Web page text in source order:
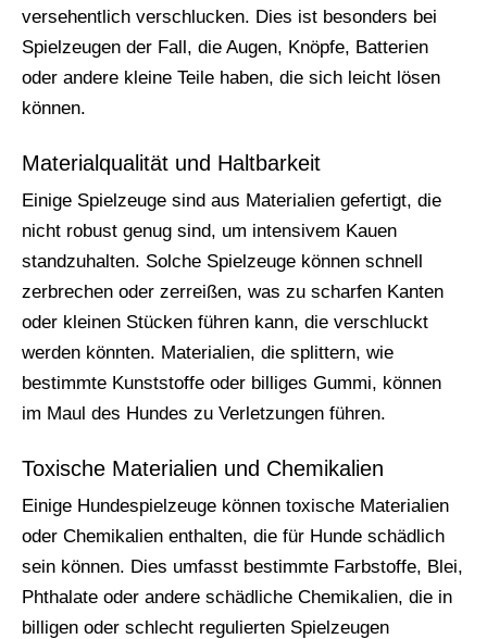
versehentlich verschlucken. Dies ist besonders bei
Spielzeugen der Fall, die Augen, Knöpfe, Batterien
oder andere kleine Teile haben, die sich leicht lösen
können.
Materialqualität und Haltbarkeit
Einige Spielzeuge sind aus Materialien gefertigt, die
nicht robust genug sind, um intensivem Kauen
standzuhalten. Solche Spielzeuge können schnell
zerbrechen oder zerreißen, was zu scharfen Kanten
oder kleinen Stücken führen kann, die verschluckt
werden könnten. Materialien, die splittern, wie
bestimmte Kunststoffe oder billiges Gummi, können
im Maul des Hundes zu Verletzungen führen.
Toxische Materialien und Chemikalien
Einige Hundespielzeuge können toxische Materialien
oder Chemikalien enthalten, die für Hunde schädlich
sein können. Dies umfasst bestimmte Farbstoffe, Blei,
Phthalate oder andere schädliche Chemikalien, die in
billigen oder schlecht regulierten Spielzeugen